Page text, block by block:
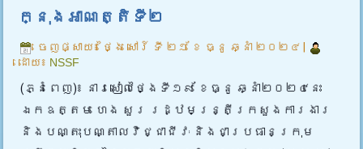
ក្នុងអាណត្តិទី២
ចេញផ្សាយ៖ ថ្ងៃ សៅរ៍ ទី ២១ ខែ ធ្នូ ឆ្នាំ ២០២៤
ដោយ៖ NSSF
(ភ្នំពេញ)៖ នារសៀលថ្ងៃទី១៩ ខែធ្នូ ឆ្នាំ២០២៤នេះ
ឯកឧត្តម ហេង សួរ រដ្ឋមន្រ្តីក្រសួងការងារ
និងបណ្តុះបណ្តាលវិជ្ជាជីវៈ និងជាប្រធានក្រុម